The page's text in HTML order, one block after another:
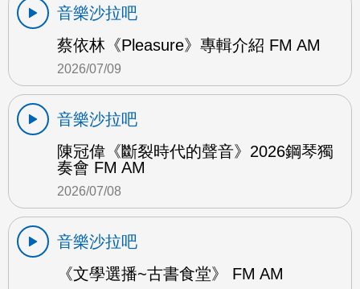
音樂沙拉吧
蔡依林《Pleasure》專輯介紹 FM AM
2026/07/09
音樂沙拉吧
陳冠偉《斷裂時代的聲音》2026鋼琴獨
奏會 FM AM
2026/07/08
音樂沙拉吧
《文學選播~古書食堂》 FM AM